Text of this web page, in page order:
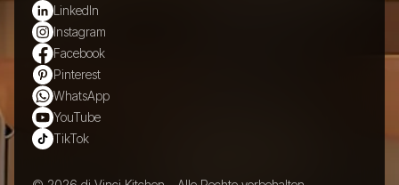
LinkedIn
Instagram
Facebook
Pinterest
WhatsApp
YouTube
TikTok